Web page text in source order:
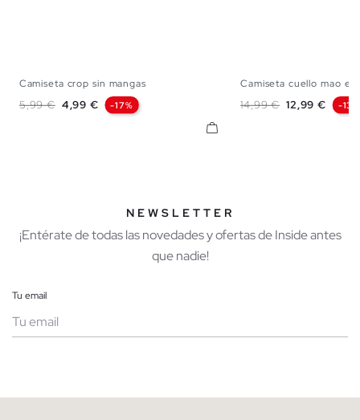
XS M
Camiseta crop sin mangas
Precio base
5,99 € Precio
4,99 € -17%
Camiseta cuello mao
Precio base
14,99 € Precio
12,99 € -
NEWSLETTER
¡Entérate de todas las novedades y ofertas de Inside antes
que nadie!
Tu email